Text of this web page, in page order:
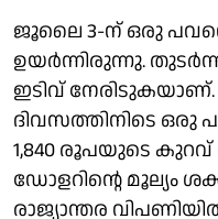
ജൂലൈ 3-ന് ഒരു
ഉയർന്നിരുന്നു.
ഇടിവ്
ദിവസത്തിനിടെ ഒരു
1,840 രൂപയുടെ കുറവ്
ഡോളറിന്റെ മൂല്യം
രാജ്യാന്തര